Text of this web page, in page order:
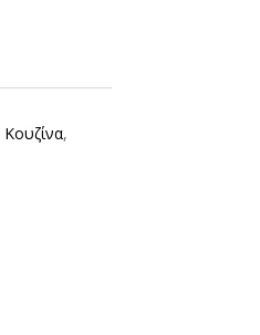
Κουζίνα,